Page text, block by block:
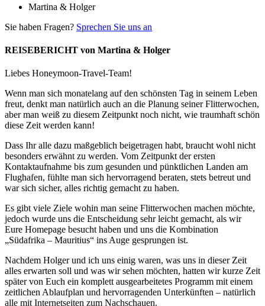
Martina & Holger
Sie haben Fragen? Sprechen Sie uns an
REISEBERICHT von Martina & Holger
Liebes Honeymoon-Travel-Team!
Wenn man sich monatelang auf den schönsten Tag in seinem Leben
freut, denkt man natürlich auch an die Planung seiner Flitterwochen,
aber man weiß zu diesem Zeitpunkt noch nicht, wie traumhaft schön
diese Zeit werden kann!
Dass Ihr alle dazu maßgeblich beigetragen habt, braucht wohl nicht
besonders erwähnt zu werden. Vom Zeitpunkt der ersten
Kontaktaufnahme bis zum gesunden und pünktlichen Landen am
Flughafen, fühlte man sich hervorragend beraten, stets betreut und
war sich sicher, alles richtig gemacht zu haben.
Es gibt viele Ziele wohin man seine Flitterwochen machen möchte,
jedoch wurde uns die Entscheidung sehr leicht gemacht, als wir
Eure Homepage besucht haben und uns die Kombination
„Südafrika – Mauritius“ ins Auge gesprungen ist.
Nachdem Holger und ich uns einig waren, was uns in dieser Zeit
alles erwarten soll und was wir sehen möchten, hatten wir kurze Zeit
später von Euch ein komplett ausgearbeitetes Programm mit einem
zeitlichen Ablaufplan und hervorragenden Unterkünften – natürlich
alle mit Internetseiten zum Nachschauen.